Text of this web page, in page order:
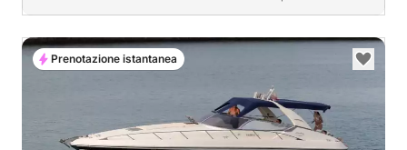
Prenotazione istantanea